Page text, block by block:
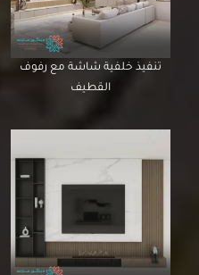
تنفيذ خلفية شاشة مع رفوف
القطيف